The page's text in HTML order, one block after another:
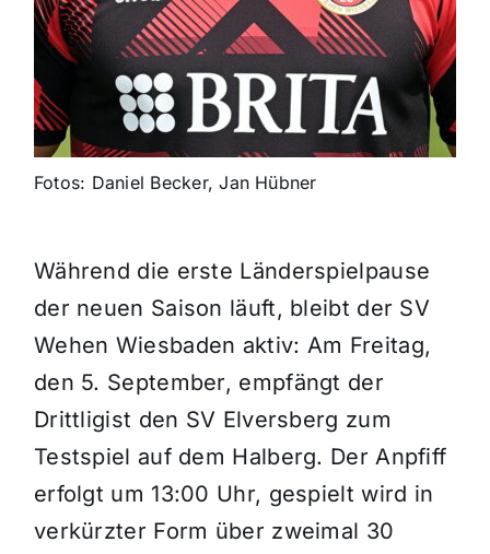
Fotos: Daniel Becker, Jan Hübner
Während die erste Länderspielpause
der neuen Saison läuft, bleibt der SV
Wehen Wiesbaden aktiv: Am Freitag,
den 5. September, empfängt der
Drittligist den SV Elversberg zum
Testspiel auf dem Halberg. Der Anpfiff
erfolgt um 13:00 Uhr, gespielt wird in
verkürzter Form über zweimal 30